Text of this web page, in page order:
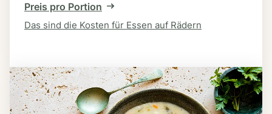
Preis pro Portion
Das sind die Kosten für Essen auf Rädern